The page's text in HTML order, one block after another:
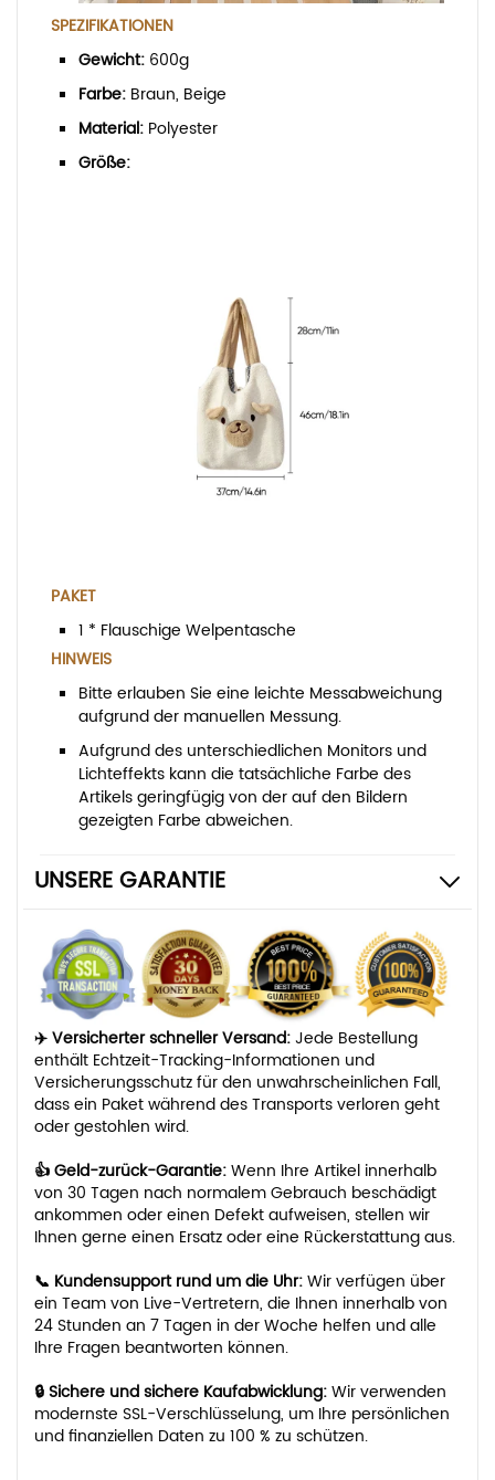
SPEZIFIKATIONEN
Gewicht: 600g
Farbe: Braun, Beige
Material: Polyester
Größe:
PAKET
1 * Flauschige Welpentasche
HINWEIS
Bitte erlauben Sie eine leichte Messabweichung
aufgrund der manuellen Messung.
Aufgrund des unterschiedlichen Monitors und
Lichteffekts kann die tatsächliche Farbe des
Artikels geringfügig von der auf den Bildern
gezeigten Farbe abweichen.
UNSERE GARANTIE
✈️ Versicherter schneller Versand:Jede Bestellung
enthält Echtzeit-Tracking-Informationen und
Versicherungsschutz für den unwahrscheinlichen Fall,
dass ein Paket während des Transports verloren geht
oder gestohlen wird.
👍 Geld-zurück-Garantie:Wenn Ihre Artikel innerhalb
von 30 Tagen nach normalem Gebrauch beschädigt
ankommen oder einen Defekt aufweisen, stellen wir
Ihnen gerne einen Ersatz oder eine Rückerstattung aus.
📞 Kundensupport rund um die Uhr:Wir verfügen über
ein Team von Live-Vertretern, die Ihnen innerhalb von
24 Stunden an 7 Tagen in der Woche helfen und alle
Ihre Fragen beantworten können.
🔒 Sichere und sichere Kaufabwicklung:Wir verwenden
modernste SSL-Verschlüsselung, um Ihre persönlichen
und finanziellen Daten zu 100 % zu schützen.